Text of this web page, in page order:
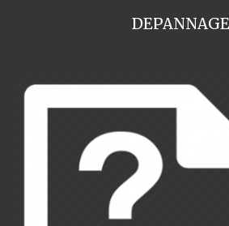
DEPANNAGE